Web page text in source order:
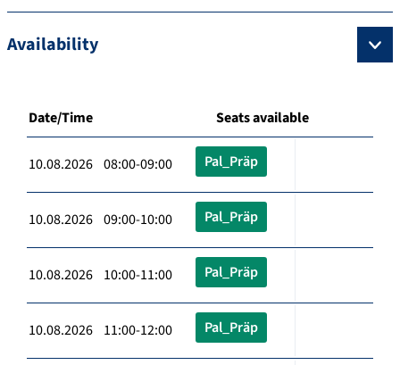
Availability
Date/Time Seats available
10.08.2026 08:00-09:00 Pal_Präp
10.08.2026 09:00-10:00 Pal_Präp
10.08.2026 10:00-11:00 Pal_Präp
10.08.2026 11:00-12:00 Pal_Präp